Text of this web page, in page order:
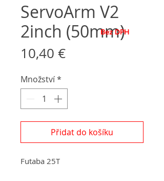
ServoArm V2
2inch (50mm)
10,40 €Cena
Množství*
Přidat do košíku
Futaba 25T
Bez DPH